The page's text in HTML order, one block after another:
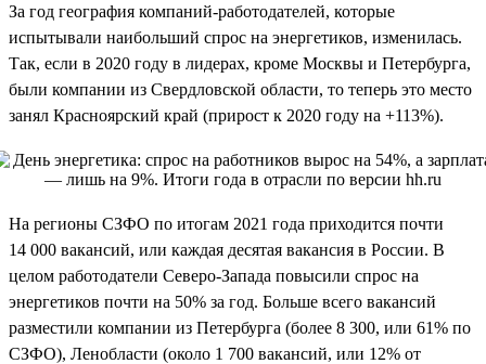
За год география компаний-работодателей, которые
испытывали наибольший спрос на энергетиков, изменилась.
Так, если в 2020 году в лидерах, кроме Москвы и Петербурга,
были компании из Свердловской области, то теперь это место
занял Красноярский край (прирост к 2020 году на +113%).
На регионы СЗФО по итогам 2021 года приходится почти
14 000 вакансий, или каждая десятая вакансия в России. В
целом работодатели Северо-Запада повысили спрос на
энергетиков почти на 50% за год. Больше всего вакансий
разместили компании из Петербурга (более 8 300, или 61% по
СЗФО), Ленобласти (около 1 700 вакансий, или 12% от